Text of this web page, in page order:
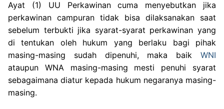
Ayat (1) UU Perkawinan cuma menyebutkan jika
perkawinan campuran tidak bisa dilaksanakan saat
sebelum terbukti jika syarat-syarat perkawinan yang
di tentukan oleh hukum yang berlaku bagi pihak
masing-masing sudah dipenuhi, maka baik WNI
ataupun WNA masing-masing mesti penuhi syarat
sebagaimana diatur kepada hukum negaranya masing-
masing.